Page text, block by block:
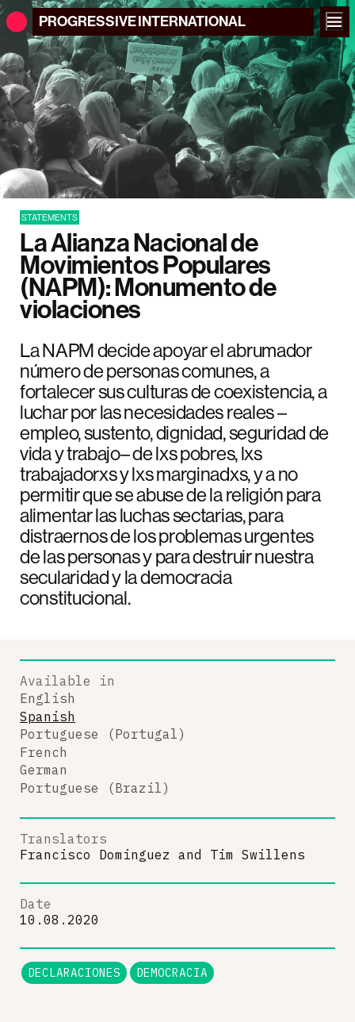
PROGRESSIVEINTERNATIONAL
STATEMENTS
La Alianza Nacional de
Movimientos Populares
(NAPM): Monumento de
violaciones
La NAPM decide apoyar el abrumador
número de personas comunes, a
fortalecer sus culturas de coexistencia, a
luchar por las necesidades reales –
empleo, sustento, dignidad, seguridad de
vida y trabajo– de lxs pobres, lxs
trabajadorxs y lxs marginadxs, y a no
permitir que se abuse de la religión para
alimentar las luchas sectarias, para
distraernos de los problemas urgentes
de las personas y para destruir nuestra
secularidad y la democracia
constitucional.
Available in
English
Spanish
Portuguese (Portugal)
French
German
Portuguese (Brazil)
Translators
Francisco Dominguez and Tim Swillens
Date
10.08.2020
DECLARACIONES DEMOCRACIA